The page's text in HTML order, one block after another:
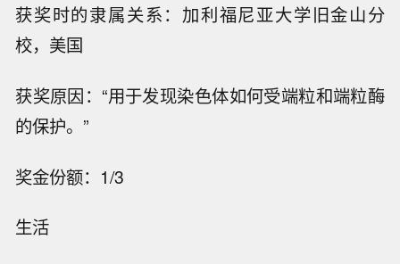
获奖时的隶属关系：加利福尼亚大学旧金山分
校，美国
获奖原因：“用于发现染色体如何受端粒和端粒酶
的保护。”
奖金份额：1/3
生活